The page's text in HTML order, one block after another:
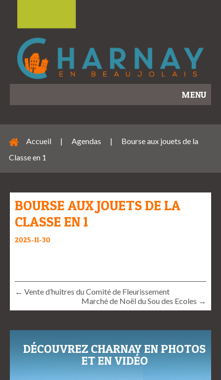
MENU
Accueil | Agendas |
Bourse aux jouets de la
Classe en 1
BOURSE AUX JOUETS DE LA
CLASSE EN 1
2025-11-30
← Vente d’huitres du Comité de Fleurissement
Marché de Noël du Sou des Ecoles →
DÉCOUVREZ CHARNAY EN PHOTOS
ET EN VIDÉO